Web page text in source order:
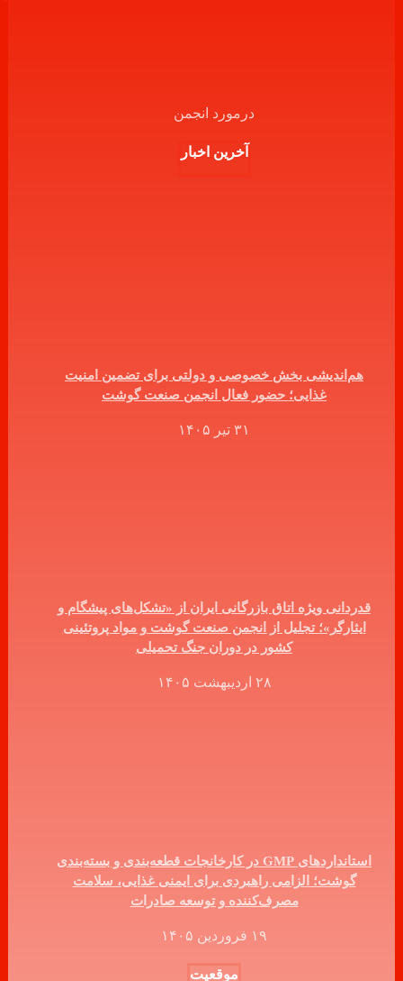
درمورد انجمن
آخرین اخبار
هم‌اندیشی بخش خصوصی و دولتی برای تضمین امنیت
غذایی؛ حضور فعال انجمن صنعت گوشت
۳۱ تیر ۱۴۰۵
قدردانی ویژه اتاق بازرگانی ایران از «تشکل‌های پیشگام و
ایثارگر»؛ تجلیل از انجمن صنعت گوشت و مواد پروتئینی
کشور در دوران جنگ تحمیلی
۲۸ اردیبهشت ۱۴۰۵
استانداردهای GMP در کارخانجات قطعه‌بندی و بسته‌بندی
گوشت؛ الزامی راهبردی برای ایمنی غذایی، سلامت
مصرف‌کننده و توسعه صادرات
۱۹ فروردین ۱۴۰۵
موقعیت